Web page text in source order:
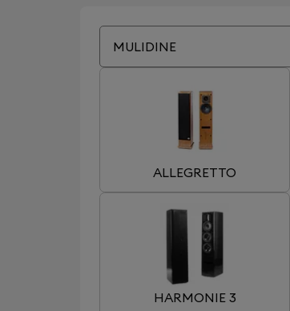
MULIDINE
ALLEGRETTO
HARMONIE 3